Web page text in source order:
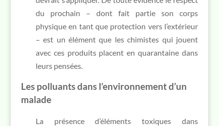
du prochain – dont fait partie son corps
physique en tant que protection vers l’extérieur
– est un élément que les chimistes qui jouent
avec ces produits placent en quarantaine dans
leurs pensées.
Les polluants dans l’environnement d’un
malade
La présence d’éléments toxiques dans